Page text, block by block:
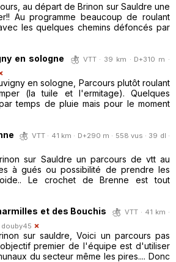
au départ de Brinon sur Sauldre une
Au programme beaucoup de roulant
les quelques chemins défoncés par
en sologne
VTT · 39 km · D+310 m ·
en sologne, Parcours plutôt roulant
(la tuile et l'ermitage). Quelques
temps de pluie mais pour le moment
VTT · 41 km · D+290 m · 558 vus · 39 dl ·
sur Sauldre un parcours de vtt au
à gués ou possibilité de prendre les
Le crochet de Brenne est tout
et des Bouchis
VTT · 41 km ·
douby45
sur sauldre, Voici un parcours pas
premier de l'équipe est d'utiliser
du secteur même les pires.... Donc